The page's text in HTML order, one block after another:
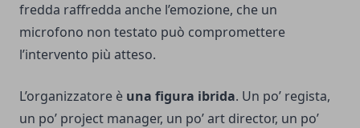
fredda raffredda anche l’emozione, che un
microfono non testato può compromettere
l’intervento più atteso.
L’organizzatore è una figura ibrida. Un po’ regista,
un po’ project manager, un po’ art director, un po’